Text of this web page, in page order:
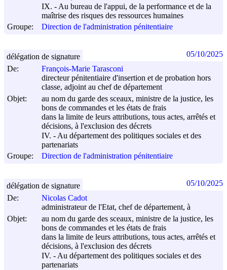
IX. - Au bureau de l'appui, de la performance et de la
maîtrise des risques des ressources humaines
Groupe:
Direction de l'administration pénitentiaire
De:
François-Marie Tarasconi
directeur pénitentiaire d'insertion et de probation hors
classe, adjoint au chef de département
Objet:
au nom du garde des sceaux, ministre de la justice, les
bons de commandes et les états de frais
dans la limite de leurs attributions, tous actes, arrêtés et
décisions, à l'exclusion des décrets
IV. - Au département des politiques sociales et des
partenariats
Groupe:
Direction de l'administration pénitentiaire
délégation de signature 05/10/2025
De:
Nicolas Cadot
administrateur de l'Etat, chef de département, à
Objet:
au nom du garde des sceaux, ministre de la justice, les
bons de commandes et les états de frais
dans la limite de leurs attributions, tous actes, arrêtés et
décisions, à l'exclusion des décrets
IV. - Au département des politiques sociales et des
partenariats
délégation de signature 05/10/2025